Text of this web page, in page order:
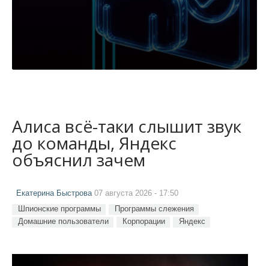
Алиса всё-таки слышит звук
до команды, Яндекс
объяснил зачем
Екатерина Быстрова07 августа 2026 - 17:50
Шпионские программы
Программы слежения
Домашние пользователи
Корпорации Яндекс